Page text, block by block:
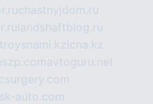
chastnyjdom.ru
landshaftblog.ru
lcna.kz
avtoguru.net
auto.com